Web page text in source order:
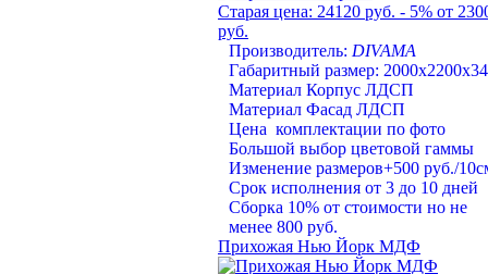
Старая цена: 24120 руб. - 5% от
руб.
Производитель: DIVAMA
Габаритный размер:
Материал Корпус ЛДСП
Материал Фасад ЛДСП
Цена комплектации по фото
Большой выбор цветовой гаммы
Изменение размеров+500 руб./
Срок исполнения от 3 до 10 дней
Сборка 10% от стоимости но не
менее 800 руб.
Прихожая Нью Йорк МДФ